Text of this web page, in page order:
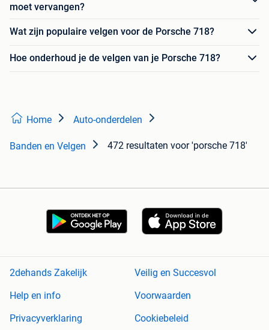
moet vervangen?
Wat zijn populaire velgen voor de Porsche 718?
Hoe onderhoud je de velgen van je Porsche 718?
Home Auto-onderdelen
Banden en Velgen 472 resultaten voor 'porsche 718'
2dehands Zakelijk
Veilig en Succesvol
Help en info
Voorwaarden
Privacyverklaring
Cookiebeleid